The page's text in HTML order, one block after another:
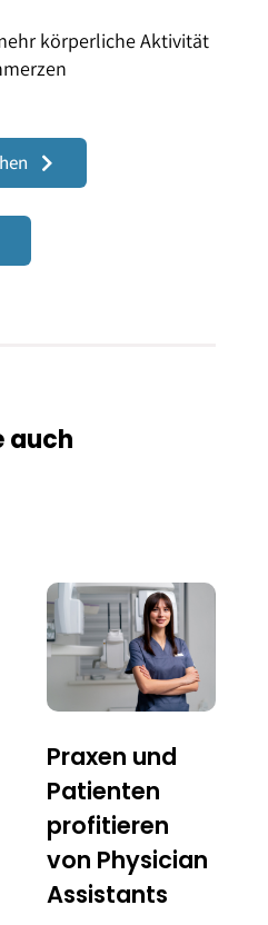
körperliche Aktivität
auch
Praxen und
Patienten
profitieren
von Physician
Assistants